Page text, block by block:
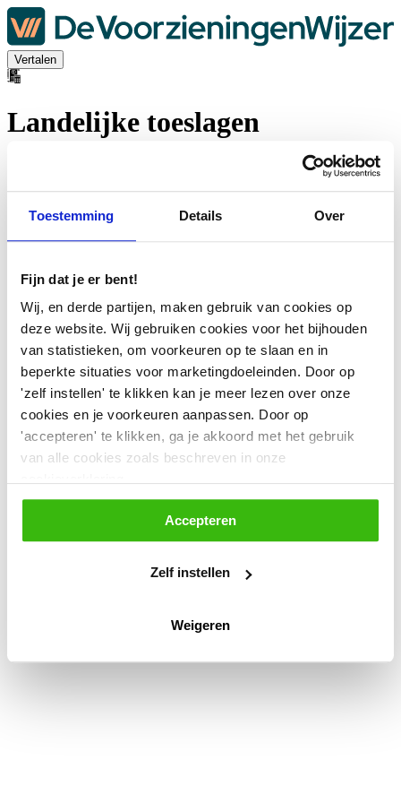
Toestemming Details Over
Fijn dat je er bent!
Wij, en derde partijen, maken gebruik van cookies op
deze website. Wij gebruiken cookies voor het bijhouden
van statistieken, om voorkeuren op te slaan en in
beperkte situaties voor marketingdoeleinden. Door op
'zelf instellen' te klikken kan je meer lezen over onze
cookies en je voorkeuren aanpassen. Door op
'accepteren' te klikken, ga je akkoord met het gebruik
van alle cookies zoals beschreven in onze
Accepteren
Zelf instellen
Weigeren
Vertalen
Landelijke toeslagen
Privacyverklaring en Proclaimer